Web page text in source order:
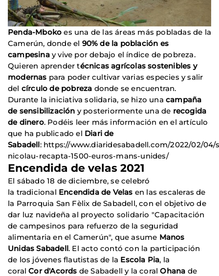
Penda-Mboko es una de las áreas más pobladas de la
Camerún, donde el 90% de la población es
campesinay vive por debajo el índice de pobreza.
Quieren aprender técnicas agrícolas sostenibles y
modernas para poder cultivar varias especies y salir
del círculo de pobreza donde se encuentran.
Durante la iniciativa solidaria, se hizo una campaña
de sensibilización y posteriormente una de recogida
de dinero. Podéis leer más información en el artículo
que ha publicado el Diari de
Sabadell: https://www.diaridesabadell.com/2022/02/04/
nicolau-recapta-1500-euros-mans-unides/
Encendida de velas 2021
El sábado 18 de diciembre, se celebró
la tradicional Encendida de Velas en las escaleras de
la Parroquia San Fèlix de Sabadell, con el objetivo de
dar luz navideña al proyecto solidario "Capacitación
de campesinos para refuerzo de la seguridad
alimentaria en el Camerún", que asume Manos
Unidas Sabadell. El acto contó con la participación
de los jóvenes flautistas de la Escola Pia, la
coralCor d'Acords de Sabadell y la coralOhana de